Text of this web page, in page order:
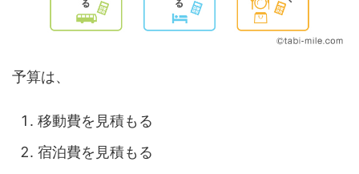
予算は、
移動費を見積もる
宿泊費を見積もる